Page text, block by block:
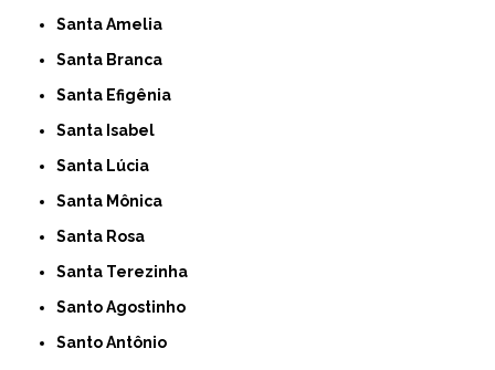
Santa Amelia
Santa Branca
Santa Efigênia
Santa Isabel
Santa Lúcia
Santa Mônica
Santa Rosa
Santa Terezinha
Santo Agostinho
Santo Antônio